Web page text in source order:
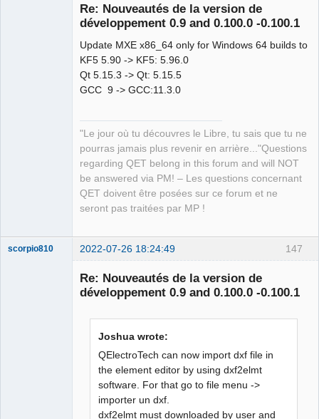
Re: Nouveautés de la version de
développement 0.9 and 0.100.0 -0.100.1
Update MXE x86_64 only for Windows 64 builds to
KF5 5.90 -> KF5: 5.96.0
Qt 5.15.3 -> Qt: 5.15.5
GCC 9 -> GCC:11.3.0
"Le jour où tu découvres le Libre, tu sais que tu ne
pourras jamais plus revenir en arrière..."Questions
regarding QET belong in this forum and will NOT
be answered via PM! – Les questions concernant
QET doivent être posées sur ce forum et ne
seront pas traitées par MP !
147
scorpio810 2022-07-26 18:24:49
Re: Nouveautés de la version de
développement 0.9 and 0.100.0 -0.100.1
Joshua wrote:
QElectroTech can now import dxf file in
the element editor by using dxf2elmt
software. For that go to file menu ->
importer un dxf.
dxf2elmt must downloaded by user and